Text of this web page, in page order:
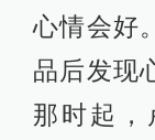
心情会好
品后发现
那时起，